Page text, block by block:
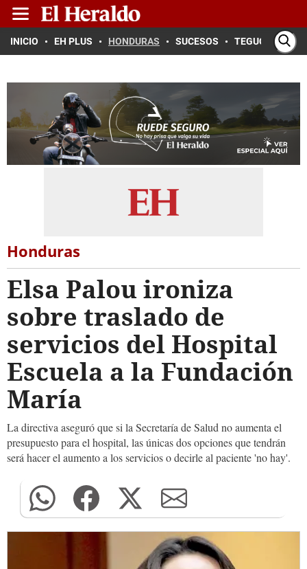
INICIO EH PLUS HONDURAS SUCESOS TEGUCIGALPA
Honduras
Elsa Palou ironiza
sobre traslado de
servicios del Hospital
Escuela a la Fundación
María
La directiva aseguró que si la Secretaría de Salud no aumenta el
presupuesto para el hospital, las únicas dos opciones que tendrán
será hacer el aumento a los servicios o decirle al paciente 'no hay'.